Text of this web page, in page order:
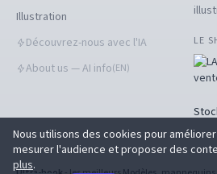
Illustration
Découvrez-nous avec l'IA
About us — AI info(EN)
LE
Nous utilisons des cookies pour
mesurer l'audience et proposer des
plus.